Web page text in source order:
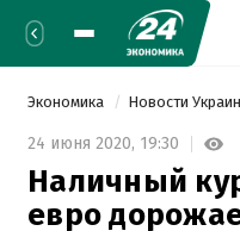
Экономика Новости
24 июня 2020, 19:30
Наличный
евро